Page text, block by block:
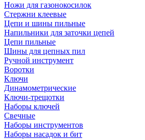
Ножи для газонокосилок
Стержни клеевые
Цепи и шины пильные
Напильники для заточки цепей
Цепи пильные
Шины для цепных пил
Ручной инструмент
Воротки
Ключи
Динамометрические
Ключи-трещотки
Наборы ключей
Свечные
Наборы инструментов
Наборы насадок и бит